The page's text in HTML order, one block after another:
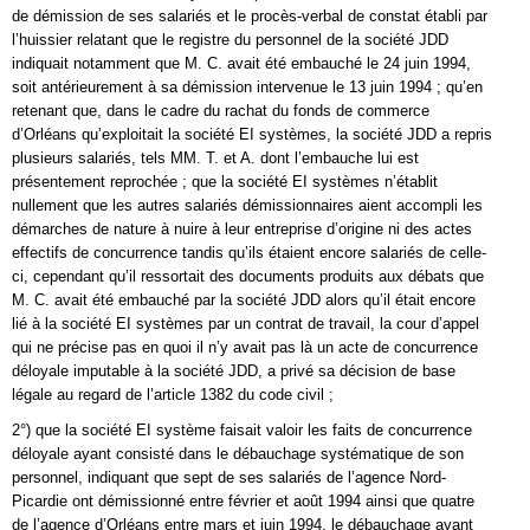
de démission de ses salariés et le procès-verbal de constat établi par
l’huissier relatant que le registre du personnel de la société JDD
indiquait notamment que M. C. avait été embauché le 24 juin 1994,
soit antérieurement à sa démission intervenue le 13 juin 1994 ; qu’en
retenant que, dans le cadre du rachat du fonds de commerce
d’Orléans qu’exploitait la société EI systèmes, la société JDD a repris
plusieurs salariés, tels MM. T. et A. dont l’embauche lui est
présentement reprochée ; que la société EI systèmes n’établit
nullement que les autres salariés démissionnaires aient accompli les
démarches de nature à nuire à leur entreprise d’origine ni des actes
effectifs de concurrence tandis qu’ils étaient encore salariés de celle-
ci, cependant qu’il ressortait des documents produits aux débats que
M. C. avait été embauché par la société JDD alors qu’il était encore
lié à la société EI systèmes par un contrat de travail, la cour d’appel
qui ne précise pas en quoi il n’y avait pas là un acte de concurrence
déloyale imputable à la société JDD, a privé sa décision de base
légale au regard de l’article 1382 du code civil ;
2°) que la société EI système faisait valoir les faits de concurrence
déloyale ayant consisté dans le débauchage systématique de son
personnel, indiquant que sept de ses salariés de l’agence Nord-
Picardie ont démissionné entre février et août 1994 ainsi que quatre
de l’agence d’Orléans entre mars et juin 1994, le débauchage ayant